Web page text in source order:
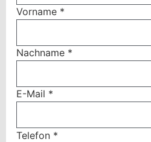
Vorname *
Nachname *
E-Mail *
Telefon *